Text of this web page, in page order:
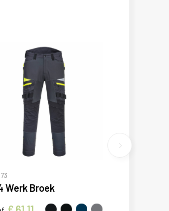
Werk Broek